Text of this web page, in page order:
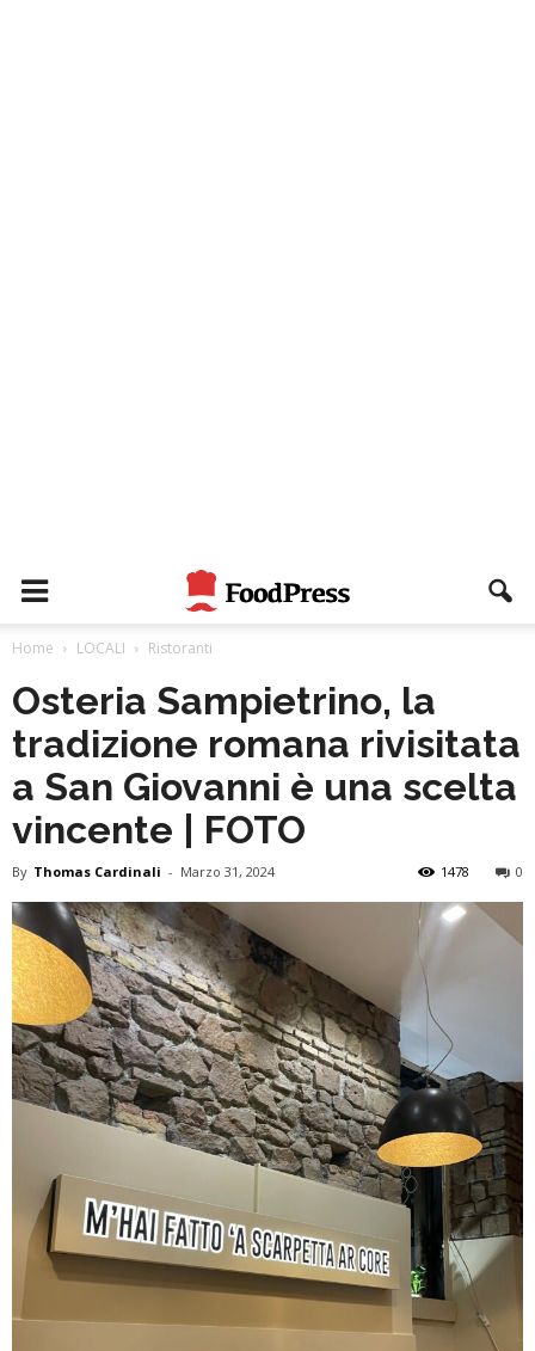
Home LOCALI Ristoranti
Osteria Sampietrino, la
tradizione romana rivisitata
a San Giovanni è una scelta
vincente | FOTO
By Thomas Cardinali - Marzo 31, 2024 0
1478